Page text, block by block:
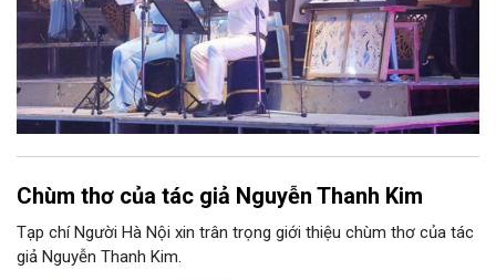
Chùm thơ của tác giả Nguyễn Thanh Kim
Tạp chí Người Hà Nội xin trân trọng giới thiệu chùm thơ của tác
giả Nguyễn Thanh Kim.